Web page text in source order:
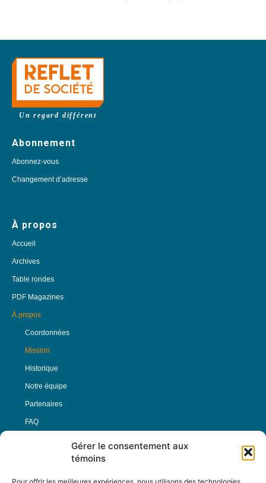
Gérer le consentement aux
témoins
Un regard différent
Abonnement
Abonnez-vous
Changement d’adresse
À propos
Accueil
Archives
Table rondes
PDF Magazines
À propos
Coordonnées
Mission
Historique
Notre équipe
Partenaires
FAQ